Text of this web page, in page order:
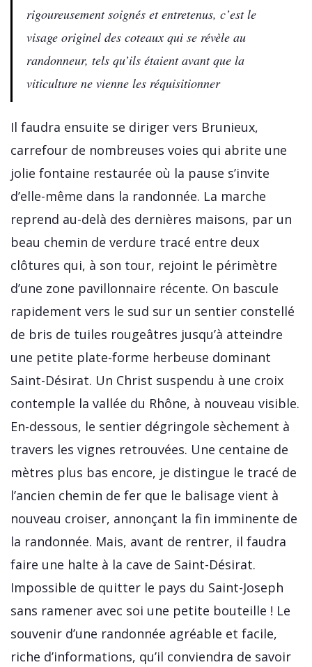
rigoureusement soignés et entretenus, c’est le
visage originel des coteaux qui se révèle au
randonneur, tels qu’ils étaient avant que la
viticulture ne vienne les réquisitionner
Il faudra ensuite se diriger vers Brunieux,
carrefour de nombreuses voies qui abrite une
jolie fontaine restaurée où la pause s’invite
d’elle-même dans la randonnée. La marche
reprend au-delà des dernières maisons, par un
beau chemin de verdure tracé entre deux
clôtures qui, à son tour, rejoint le périmètre
d’une zone pavillonnaire récente. On bascule
rapidement vers le sud sur un sentier constellé
de bris de tuiles rougeâtres jusqu’à atteindre
une petite plate-forme herbeuse dominant
Saint-Désirat. Un Christ suspendu à une croix
contemple la vallée du Rhône, à nouveau visible.
En-dessous, le sentier dégringole sèchement à
travers les vignes retrouvées. Une centaine de
mètres plus bas encore, je distingue le tracé de
l’ancien chemin de fer que le balisage vient à
nouveau croiser, annonçant la fin imminente de
la randonnée. Mais, avant de rentrer, il faudra
faire une halte à la cave de Saint-Désirat.
Impossible de quitter le pays du Saint-Joseph
sans ramener avec soi une petite bouteille ! Le
souvenir d’une randonnée agréable et facile,
riche d’informations, qu’il conviendra de savoir